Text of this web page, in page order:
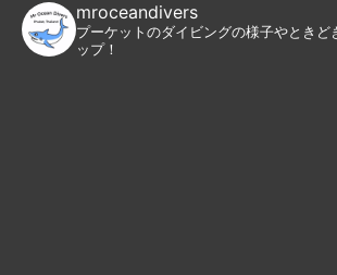
mroceandivers
プーケットのダイビングの様子やときど
ップ！